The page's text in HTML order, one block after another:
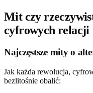
Mit czy
cyfrowych relacji
Najczęstsze mity o
Jak każda rewolucja,
bezlitośnie obalić: